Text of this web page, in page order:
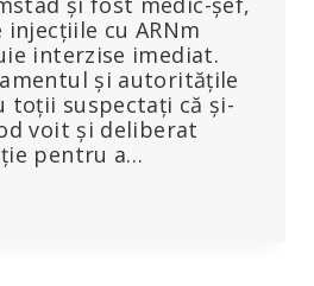
cu ARNm
interzise imediat.
și autoritățile
toții suspectați că și-
voit și deliberat
pentru a…